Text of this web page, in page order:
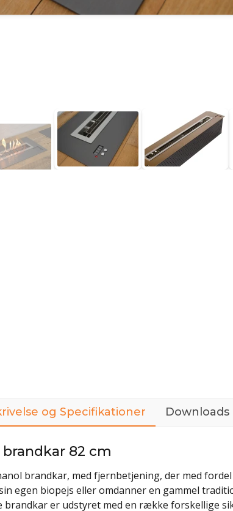
og Specifikationer Downloads
82 cm
brandkar, med fjernbetjening, der med
egen biopejs eller omdanner en gammel
brandkar er udstyret med en række forskellige